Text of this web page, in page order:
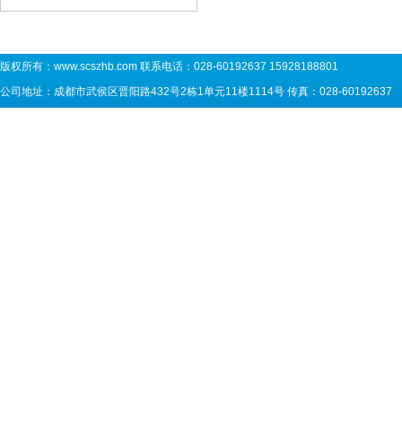
版权所有： www.scszhb.com 联系电话：028-60192637 15928188801
公司地址：成都市武侯区晋阳路432号2栋1单元11楼1114号 传真：028-